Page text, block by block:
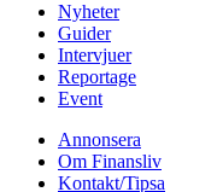
Nyheter
Guider
Intervjuer
Reportage
Event
Annonsera
Om Finansliv
Kontakt/Tipsa